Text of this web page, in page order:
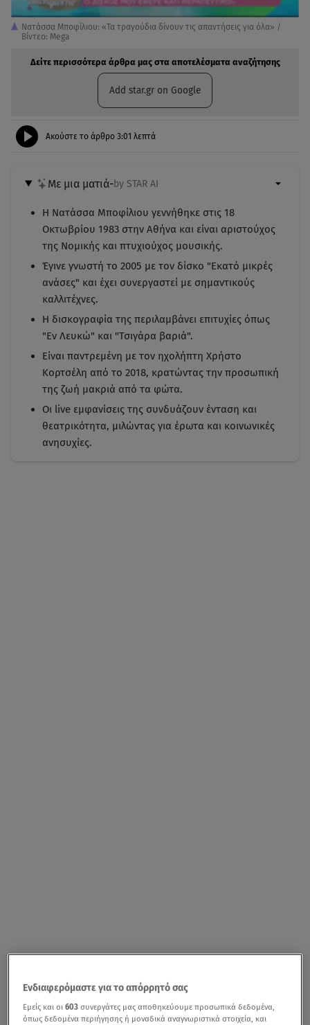
Νατάσσα Μποφίλιου: «Τα τραγούδια δίνουν τις απαντήσεις για όλα» /
Βίντεο: Mega
Δείτε περισσότερα άρθρα μας στα αποτελέσματα αναζήτησης
Add star.gr on Google
Ακούστε το άρθρο 3:01 λεπτά
Με μια ματιά-by STAR AI
Η Νατάσσα Μποφίλιου γεννήθηκε στις 18
Οκτωβρίου 1983 στην Αθήνα και είναι αριστούχος
της Νομικής και πτυχιούχος μουσικής.
Έγινε γνωστή το 2005 με τον δίσκο "Εκατό μικρές
ανάσες" και έχει συνεργαστεί με σημαντικούς
καλλιτέχνες.
Η δισκογραφία της περιλαμβάνει επιτυχίες όπως
"Εν Λευκώ" και "Τσιγάρα βαριά".
Είναι παντρεμένη με τον ηχολήπτη Χρήστο
Κορτσέλη από το 2018, κρατώντας την προσωπική
της ζωή μακριά από τα φώτα.
Οι live εμφανίσεις της συνδυάζουν ένταση και
θεατρικότητα, μιλώντας για έρωτα και κοινωνικές
ανησυχίες.
Ενδιαφερόμαστε για το απόρρητό σας
Εμείς και οι603 συνεργάτες μας αποθηκεύουμε προσωπικά δεδομένα,
όπως δεδομένα περιήγησης ή μοναδικά αναγνωριστικά στοιχεία, και